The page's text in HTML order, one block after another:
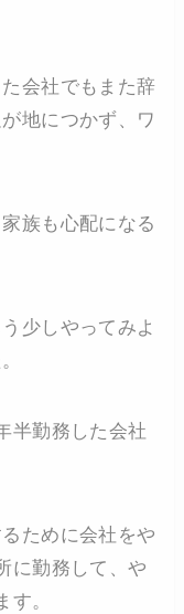
会社でもまた辞
地につかず、ワ
族も心配になる
少しやってみよ
半勤務した会社
ために会社をや
に勤務して、や
。